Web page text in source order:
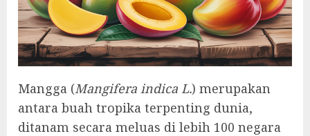
Mangga (Mangifera indica L.) merupakan
antara buah tropika terpenting dunia,
ditanam secara meluas di lebih 100 negara